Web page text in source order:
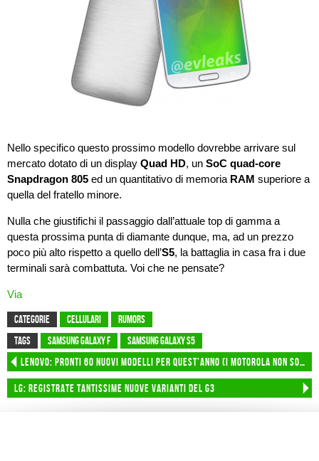
Nello specifico questo prossimo modello dovrebbe arrivare sul
mercato dotato di un display Quad HD, un SoC quad-core
Snapdragon 805 ed un quantitativo di memoria RAM superiore a
quella del fratello minore.
Nulla che giustifichi il passaggio dall’attuale top di gamma a
questa prossima punta di diamante dunque, ma, ad un prezzo
poco più alto rispetto a quello dell’S5, la battaglia in casa fra i due
terminali sarà combattuta. Voi che ne pensate?
Via
CATEGORIE Cellulari
Rumors
TAGS
samsung galaxy f
samsung galaxy s5
Lenovo: pronti 60 nuovi modelli per quest’anno (i Motorola non sono inclusi)
LG: registrate tantissime nuove varianti del G3